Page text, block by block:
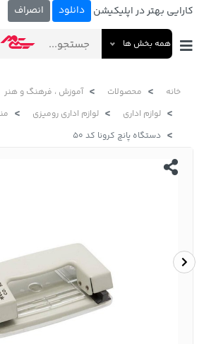
کارایی بهتر در اپلیکیشن دانلود انصراف
همه بخش ها
خانه محصولات آموزش ، فرهنگ و هنر
لوازم اداری
لوازم اداری رومیزی
دستگاه پانچ کرونا کد 50